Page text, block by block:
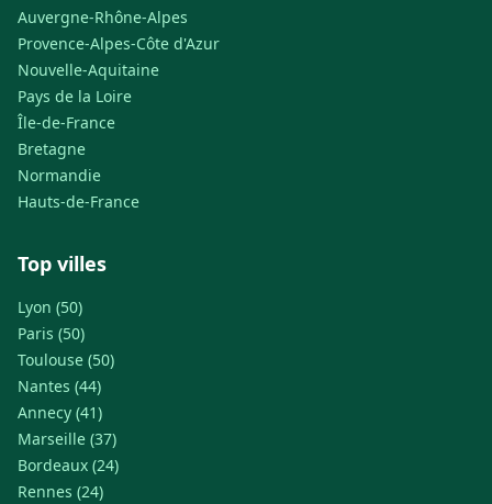
Auvergne-Rhône-Alpes
Provence-Alpes-Côte d'Azur
Nouvelle-Aquitaine
Pays de la Loire
Île-de-France
Bretagne
Normandie
Hauts-de-France
Top villes
Lyon (50)
Paris (50)
Toulouse (50)
Nantes (44)
Annecy (41)
Marseille (37)
Bordeaux (24)
Rennes (24)